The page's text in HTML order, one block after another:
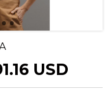
USD